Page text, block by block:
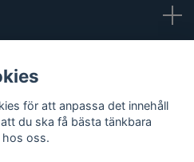
för att anpassa det innehåll
du ska få bästa tänkbara
hos oss.